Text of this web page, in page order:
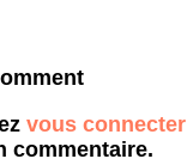
vous connecter
commentaire.